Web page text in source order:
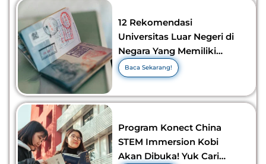
12 Rekomendasi
Universitas Luar Negeri di
Negara Yang Memiliki
Visa Murah di 2026-2027!
Baca Sekarang!
Program Konect China
STEM Immersion Kobi
Akan Dibuka! Yuk Cari